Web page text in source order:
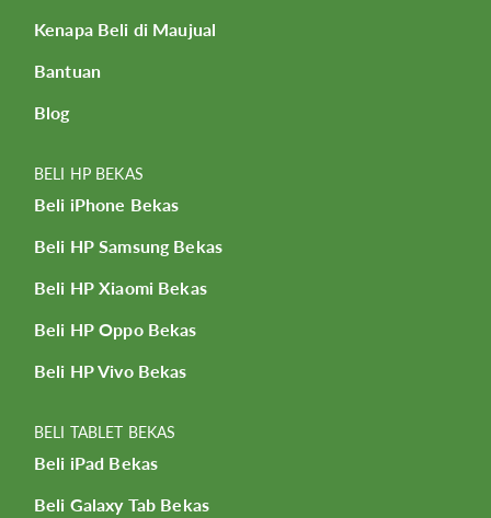
Kenapa Beli di Maujual
Bantuan
Blog
BELI HP BEKAS
Beli iPhone Bekas
Beli HP Samsung Bekas
Beli HP Xiaomi Bekas
Beli HP Oppo Bekas
Beli HP Vivo Bekas
BELI TABLET BEKAS
Beli iPad Bekas
Beli Galaxy Tab Bekas